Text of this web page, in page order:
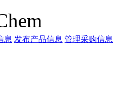
息 发布产品信息 管理采购信息